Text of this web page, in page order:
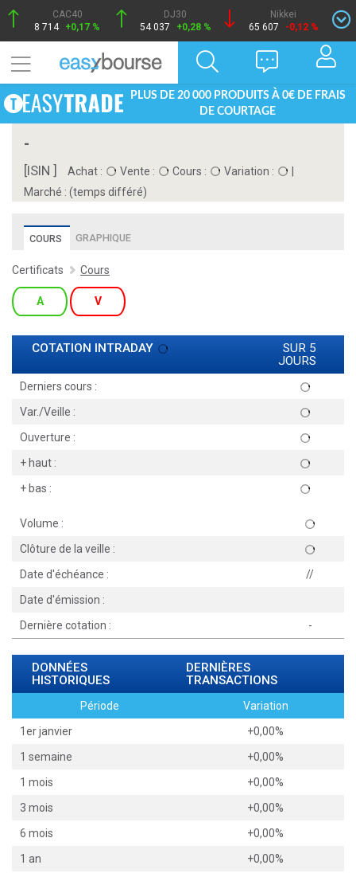
CAC40
8 714 +0,17 %
DJ30
54 037
+0,28 %
Nikkei
65 607
-0,12 %
PLUS DE 20 000 PRODUITS À 0€ DE FRAIS
DE COURTAGE
-
[ISIN ] Achat : Vente : Cours : Variation :
Marché : (temps différé)
COURS GRAPHIQUE
Certificats Cours
A V
COTATION INTRADAY
SUR 5
JOURS
Derniers cours :
Var./Veille :
Ouverture :
+ haut :
+ bas :
Volume :
Clôture de la veille :
Date d'échéance :
//
Date d'émission :
Dernière cotation :
-
DONNÉES
HISTORIQUES
DERNIÈRES
TRANSACTIONS
Période
Variation
1er janvier
+0,00%
1 semaine
+0,00%
1 mois
+0,00%
3 mois
+0,00%
6 mois
+0,00%
1 an
+0,00%